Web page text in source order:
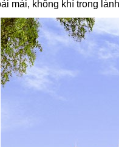
mái, không khí trong